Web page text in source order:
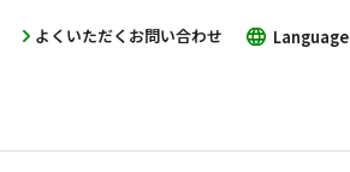
Language
よくいただくお問い合わせ